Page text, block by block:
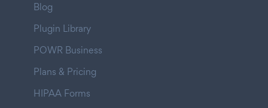
Blog
Plugin Library
POWR Business
Plans & Pricing
HIPAA Forms